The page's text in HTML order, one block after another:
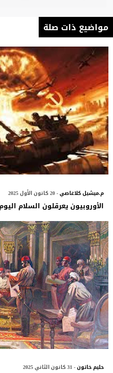
مواضيع ذات صلة
م.ميشيل كلاغاصي- 20 كانون الأول 2025
الأوروبيون يعرقلون السلام اليوم
حليم خاتون- 31 كانون الثاني 2025